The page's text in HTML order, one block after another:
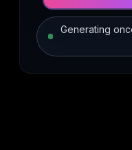
Generating